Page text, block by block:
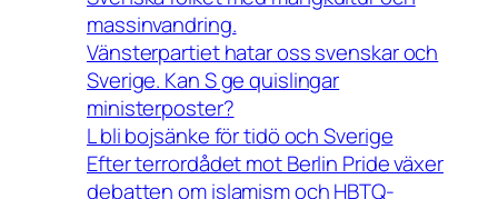
massinvandring.
Vänsterpartiet hatar oss svenskar och
Sverige. Kan S ge quislingar
ministerposter?
L bli bojsänke för tidö och Sverige
Efter terrordådet mot Berlin Pride växer
debatten om islamism och HBTQ-